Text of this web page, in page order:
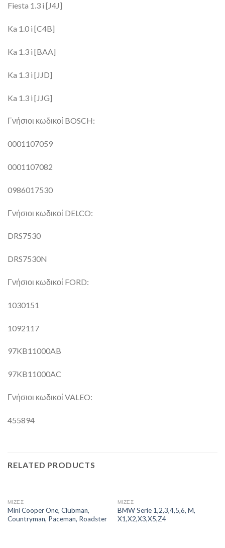
Fiesta 1.3 i [J4J]
Ka 1.0 i [C4B]
Ka 1.3 i [BAA]
Ka 1.3 i [JJD]
Ka 1.3 i [JJG]
Γνήσιοι κωδικοί BOSCH:
0001107059
0001107082
0986017530
Γνήσιοι κωδικοί DELCO:
DRS7530
DRS7530N
Γνήσιοι κωδικοί FORD:
1030151
1092117
97KB11000AB
97KB11000AC
Γνήσιοι κωδικοί VALEO:
455894
RELATED PRODUCTS
ΜΙΖΕΣ
Mini Cooper One, Clubman,
Countryman, Paceman, Roadster
ΜΙΖΕΣ
BMW Serie 1,2,3,4,5,6, M,
X1,X2,X3,X5,Z4